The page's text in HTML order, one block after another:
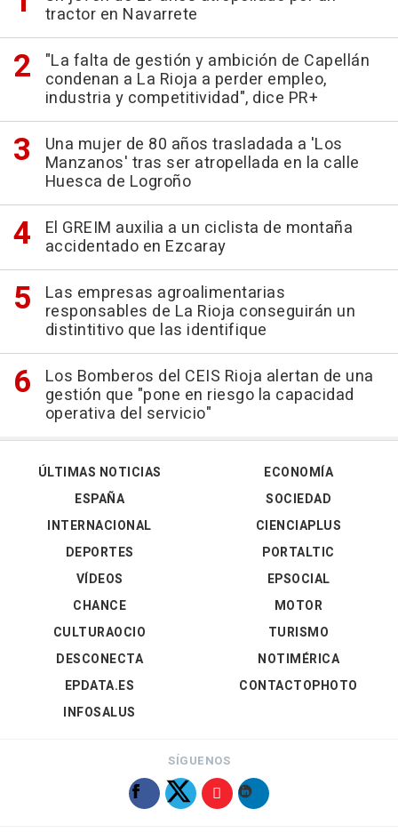
tractor en Navarrete
"La falta de gestión y ambición de Capellán
condenan a La Rioja a perder empleo,
industria y competitividad", dice PR+
Una mujer de 80 años trasladada a 'Los
Manzanos' tras ser atropellada en la calle
Huesca de Logroño
El GREIM auxilia a un ciclista de montaña
accidentado en Ezcaray
Las empresas agroalimentarias
responsables de La Rioja conseguirán un
distintitivo que las identifique
Los Bomberos del CEIS Rioja alertan de una
gestión que "pone en riesgo la capacidad
operativa del servicio"
ÚLTIMAS NOTICIAS
ESPAÑA
INTERNACIONAL
DEPORTES
VÍDEOS
ECONOMÍA
SOCIEDAD
CIENCIAPLUS
PORTALTIC
EPSOCIAL
CHANCE
CULTURAOCIO
DESCONECTA
EPDATA.ES
INFOSALUS
MOTOR
TURISMO
NOTIMÉRICA
CONTACTOPHOTO
SÍGUENOS